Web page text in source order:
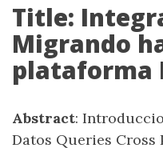
Title:
Migrando
plataforma
Abstract:
Datos Queries Cross